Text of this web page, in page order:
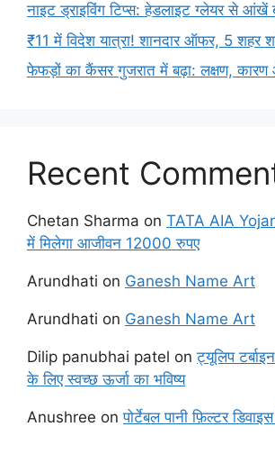
नाइट ड्राइविंग टिप्स: हेडलाइट ग्लेयर से आंखें
₹11 में विदेश यात्रा! शानदार ऑफर, 5 शहर
फेफड़ों का कैंसर गुजरात में बढ़ा: लक्षण, कारण
Recent
Chetan Sharma on TATA AIA
में मिलेगा आजीवन 12000 रुपए
Arundhati on Ganesh Name Art
Arundhati on Ganesh Name Art
Dilip panubhai patel onट्यूलिप
के लिए स्वच्छ ऊर्जा का भविष्य
Anushree onपोर्टेबल पानी फ़िल्टर